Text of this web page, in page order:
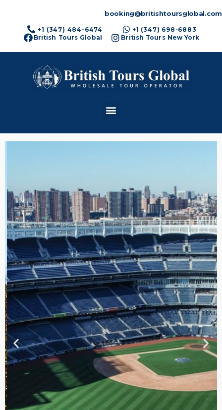
booking@britishtoursglobal.com
+1 (347) 484-6474
+1 (347) 698-6883
British Tours Global
British Tours New York
TOUR DE
CONTRASTES